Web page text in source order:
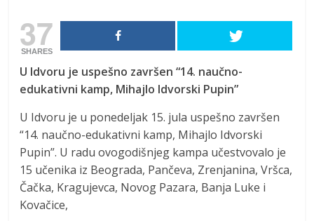
37
SHARES
U Idvoru je uspešno završen “14. naučno-
edukativni kamp, Mihajlo Idvorski Pupin”
U Idvoru je u ponedeljak 15. jula uspešno završen
“14. naučno-edukativni kamp, Mihajlo Idvorski
Pupin”. U radu ovogodišnjeg kampa učestvovalo je
15 učenika iz Beograda, Pančeva, Zrenjanina, Vršca,
Čačka, Kragujevca, Novog Pazara, Banja Luke i
Kovačice,